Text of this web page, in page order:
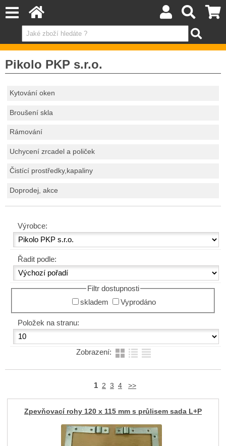
Pikolo PKP s.r.o.
Kytování oken
Broušení skla
Rámování
Uchycení zrcadel a poliček
Čistící prostředky,kapaliny
Doprodej, akce
Výrobce:
Řadit podle:
Filtr dostupnosti
skladem
Vyprodáno
Položek na stranu:
Zobrazení:
1 2 3 4 >>
Zpevňovací rohy 120 x 115 mm s průlisem sada L+P